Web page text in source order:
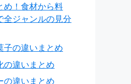
め！食材から料
全ジャンルの見分
子の違いまとめ
の違いまとめ
の違いまとめ